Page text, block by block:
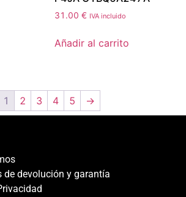
31.00 € IVA incluido
Añadir al carrito
1 2 3 4 5 →
de devolución y garantía